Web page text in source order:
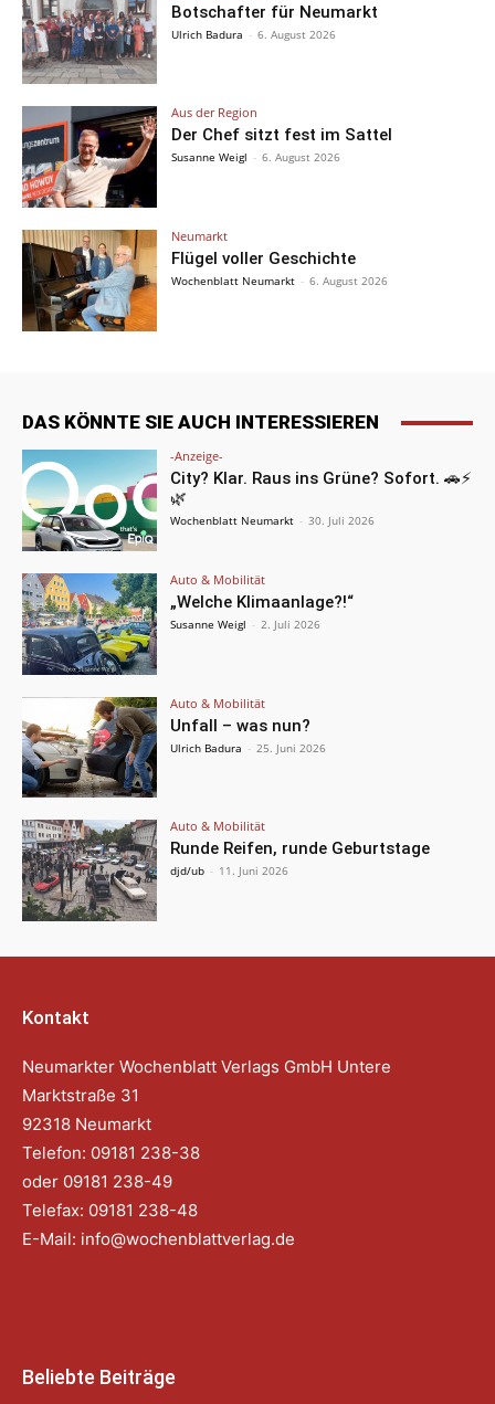
Botschafter für Neumarkt
Ulrich Badura - 6. August 2026
Aus der Region
Der Chef sitzt fest im Sattel
Susanne Weigl - 6. August 2026
Neumarkt
Flügel voller Geschichte
Wochenblatt Neumarkt - 6. August 2026
DAS KÖNNTE SIE AUCH INTERESSIEREN
-Anzeige-
City? Klar. Raus ins Grüne? Sofort. 🚗⚡
🌿
Wochenblatt Neumarkt - 30. Juli 2026
Auto & Mobilität
„Welche Klimaanlage?!“
Susanne Weigl - 2. Juli 2026
Auto & Mobilität
Unfall – was nun?
Ulrich Badura - 25. Juni 2026
Auto & Mobilität
Runde Reifen, runde Geburtstage
djd/ub - 11. Juni 2026
Kontakt
Neumarkter Wochenblatt Verlags GmbH Untere
Marktstraße 31
92318 Neumarkt
Telefon: 09181 238-38
oder 09181 238-49
Telefax: 09181 238-48
E-Mail: info@wochenblattverlag.de
Beliebte Beiträge